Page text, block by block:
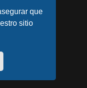
que
sitio